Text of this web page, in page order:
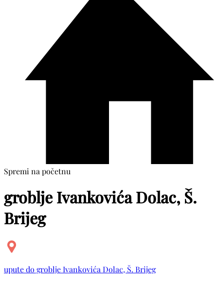
Spremi na početnu
groblje Ivankovića Dolac, Š.
Brijeg
upute do groblje Ivankovića Dolac, Š. Brijeg